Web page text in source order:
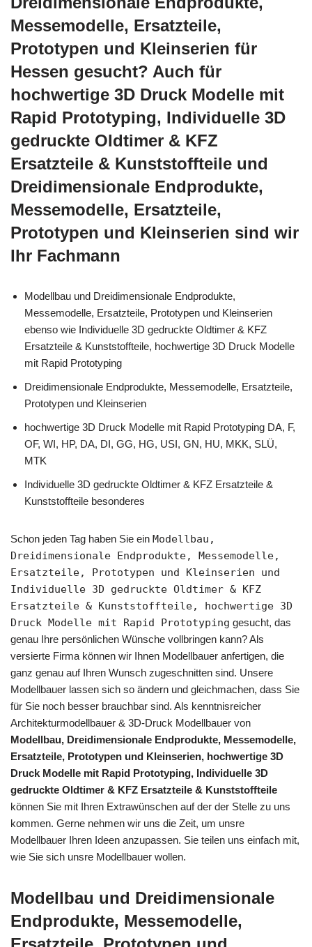
Messemodelle, Ersatzteile,
Prototypen und Kleinserien für
Hessen gesucht? Auch für
hochwertige 3D Druck Modelle mit
Rapid Prototyping, Individuelle 3D
gedruckte Oldtimer & KFZ
Ersatzteile & Kunststoffteile und
Dreidimensionale Endprodukte,
Messemodelle, Ersatzteile,
Prototypen und Kleinserien sind wir
Ihr Fachmann
Modellbau und Dreidimensionale Endprodukte,
Messemodelle, Ersatzteile, Prototypen und Kleinserien
ebenso wie Individuelle 3D gedruckte Oldtimer & KFZ
Ersatzteile & Kunststoffteile, hochwertige 3D Druck Modelle
mit Rapid Prototyping
Dreidimensionale Endprodukte, Messemodelle, Ersatzteile,
Prototypen und Kleinserien
hochwertige 3D Druck Modelle mit Rapid Prototyping DA, F,
OF, WI, HP, DA, DI, GG, HG, USI, GN, HU, MKK, SLÜ,
MTK
Individuelle 3D gedruckte Oldtimer & KFZ Ersatzteile &
Kunststoffteile besonderes
Schon jeden Tag haben Sie ein Modellbau,
Dreidimensionale Endprodukte, Messemodelle,
Ersatzteile, Prototypen und Kleinserien und
Individuelle 3D gedruckte Oldtimer & KFZ
Ersatzteile & Kunststoffteile, hochwertige 3D
Druck Modelle mit Rapid Prototyping gesucht, das
genau Ihre persönlichen Wünsche vollbringen kann? Als
versierte Firma können wir Ihnen Modellbauer anfertigen, die
ganz genau auf Ihren Wunsch zugeschnitten sind. Unsere
Modellbauer lassen sich so ändern und gleichmachen, dass Sie
für Sie noch besser brauchbar sind. Als kenntnisreicher
Architekturmodellbauer & 3D-Druck Modellbauer von
Modellbau, Dreidimensionale Endprodukte, Messemodelle,
Ersatzteile, Prototypen und Kleinserien, hochwertige 3D
Druck Modelle mit Rapid Prototyping, Individuelle 3D
gedruckte Oldtimer & KFZ Ersatzteile & Kunststoffteile
können Sie mit Ihren Extrawünschen auf der der Stelle zu uns
kommen. Gerne nehmen wir uns die Zeit, um unsre
Modellbauer Ihren Ideen anzupassen. Sie teilen uns einfach mit,
wie Sie sich unsre Modellbauer wollen.
Modellbau und Dreidimensionale
Endprodukte, Messemodelle,